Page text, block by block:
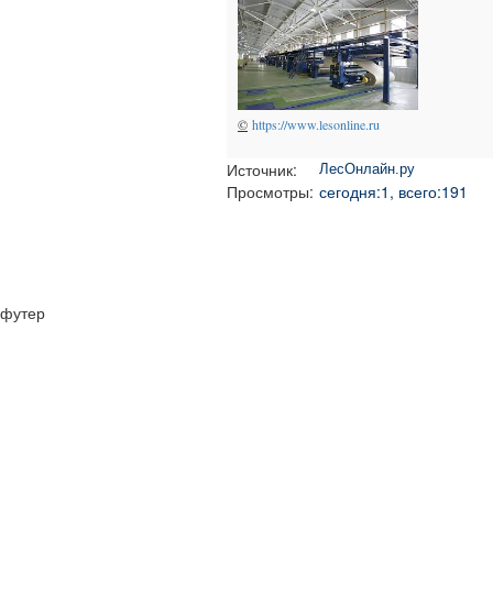
© https://www.lesonline.ru
Источник: ЛесОнлайн.ру
Просмотры: сегодня:1, всего:191
футер